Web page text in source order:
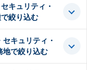
キュリティ・
絞り込む
キュリティ・
地で絞り込む